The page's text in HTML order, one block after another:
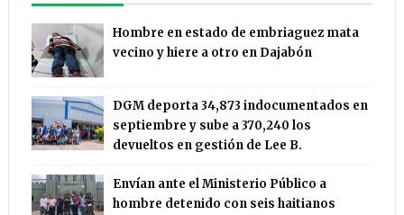
Hombre en estado de embriaguez mata
vecino y hiere a otro en Dajabón
DGM deporta 34,873 indocumentados en
septiembre y sube a 370,240 los
devueltos en gestión de Lee B.
Envían ante el Ministerio Público a
hombre detenido con seis haitianos